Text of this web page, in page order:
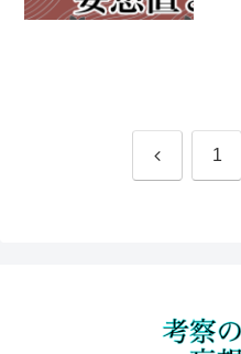
前 1